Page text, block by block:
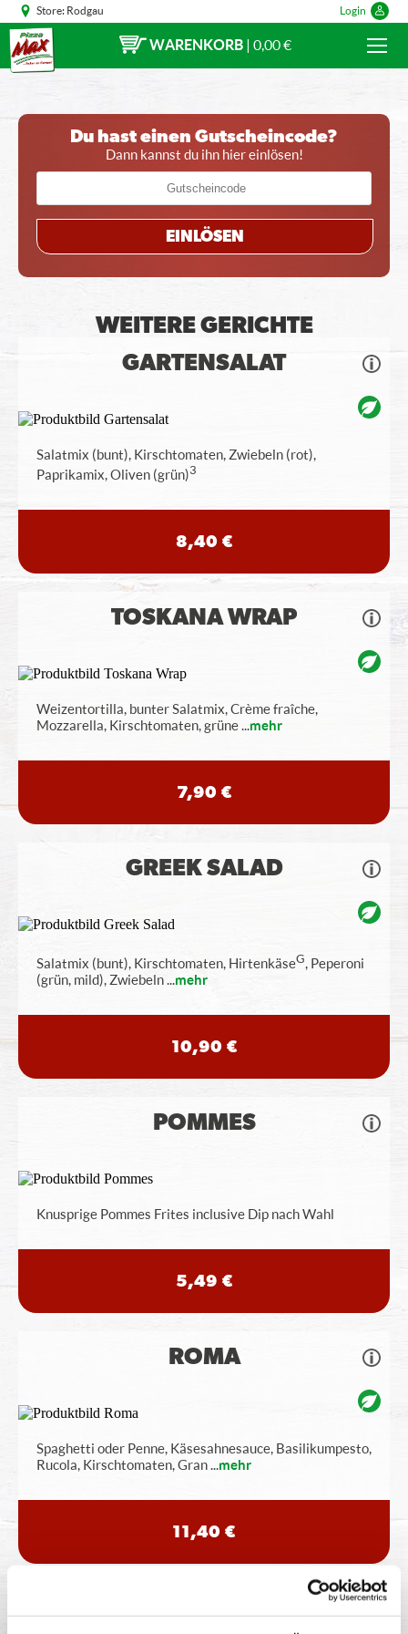
Store: Rodgau Login
WARENKORB | 0,00 €
Du hast einen Gutscheincode?
Dann kannst du ihn hier einlösen!
EINLÖSEN
WEITERE GERICHTE
GARTENSALAT
Salatmix (bunt), Kirschtomaten, Zwiebeln (rot),
Paprikamix, Oliven (grün)3
8,40 €
TOSKANA WRAP
Weizentortilla, bunter Salatmix, Crème fraîche,
Mozzarella, Kirschtomaten, grüne...mehr
7,90 €
GREEK SALAD
Salatmix (bunt), Kirschtomaten, HirtenkäseG, Peperoni
(grün, mild), Zwiebeln...mehr
10,90 €
POMMES
Knusprige Pommes Frites inclusive Dip nach Wahl
5,49 €
ROMA
Spaghetti oder Penne, Käsesahnesauce, Basilikumpesto,
Rucola, Kirschtomaten, Gran...mehr
11,40 €